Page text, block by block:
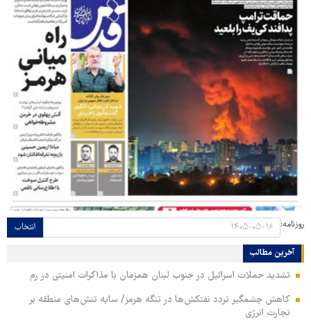
روزنامه: انتخاب
آخرین مطالب
تشدید حملات اسرائیل در جنوب لبنان همزمان با مذاکرات امنیتی در رم
کاهش چشمگیر تردد نفتکش‌ها در تنگه هرمز/ سایه تنش‌های منطقه بر
تجارت انرژی